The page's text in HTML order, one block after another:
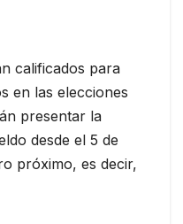
calificados para
en las elecciones
presentar la
desde el 5 de
próximo, es decir,